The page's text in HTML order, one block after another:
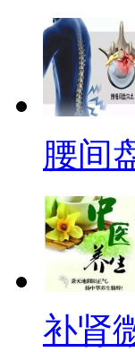
腰间
补肾